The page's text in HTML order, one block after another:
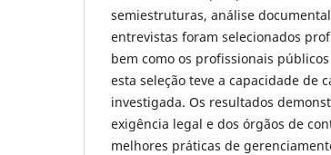
semiestruturas, análise
entrevistas foram selecionados
bem como os profissionais
esta seleção teve a capacidade de
investigada. Os resultados
exigência legal e dos órgãos de
melhores práticas de